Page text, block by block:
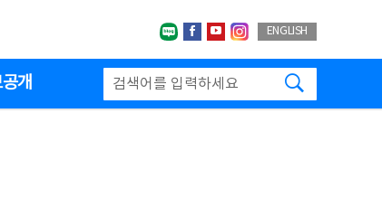
네이버블로그
페이스북
유투브인스타그랩
ENGLISH
개